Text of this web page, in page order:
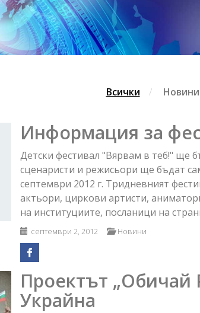
Всички Новини
Информация за
Детски фестивал "Вярвам в теб!" ще
сценаристи и режисьори ще бъдат
септември 2012 г. Тридневният
актьори, циркови артисти,
на институциите, посланици на
септември 2, 2012 Новини
Проектът „Обичай
Украйна